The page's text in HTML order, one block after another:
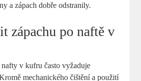
a zápach dobře odstranily.
zápachu po naftě v
nafty v kufru často vyžaduje
mechanického čištění a použití